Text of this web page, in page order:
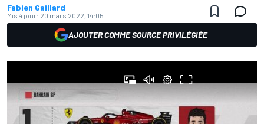
Fabien Gaillard
Mis à jour: 20 mars 2022, 14:05
AJOUTER COMME SOURCE PRIVILÉGIÉE